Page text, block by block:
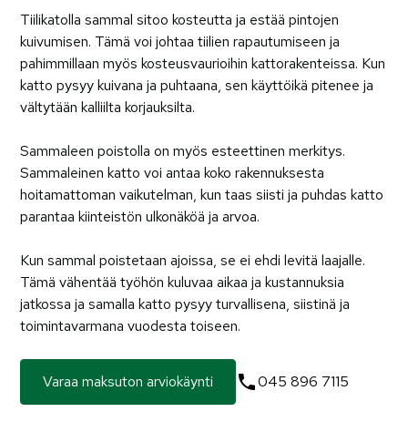
Tiilikatolla sammal sitoo kosteutta ja estää pintojen
kuivumisen. Tämä voi johtaa tiilien rapautumiseen ja
pahimmillaan myös kosteusvaurioihin kattorakenteissa. Kun
katto pysyy kuivana ja puhtaana, sen käyttöikä pitenee ja
vältytään kalliilta korjauksilta.
Sammaleen poistolla on myös esteettinen merkitys.
Sammaleinen katto voi antaa koko rakennuksesta
hoitamattoman vaikutelman, kun taas siisti ja puhdas katto
parantaa kiinteistön ulkonäköä ja arvoa.
Kun sammal poistetaan ajoissa, se ei ehdi levitä laajalle.
Tämä vähentää työhön kuluvaa aikaa ja kustannuksia
jatkossa ja samalla katto pysyy turvallisena, siistinä ja
toimintavarmana vuodesta toiseen.
Varaa maksuton arviokäynti 045 896 7115